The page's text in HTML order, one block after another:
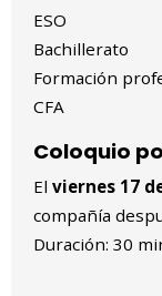
ESO
Bachillerato
Formación
CFA
Coloquio
El viernes 17
compañía
Duración: 30